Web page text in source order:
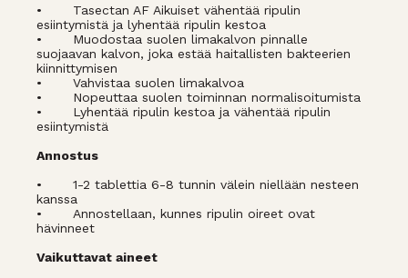
•
Tasectan AF Aikuiset vähentää ripulin
esiintymistä ja lyhentää ripulin kestoa
•
Muodostaa suolen limakalvon pinnalle
suojaavan kalvon, joka estää haitallisten bakteerien
kiinnittymisen
•
Vahvistaa suolen limakalvoa
•
Nopeuttaa suolen toiminnan normalisoitumista
•
Lyhentää ripulin kestoa ja vähentää ripulin
esiintymistä
Annostus
•
1-2 tablettia 6-8 tunnin välein niellään nesteen
kanssa
•
Annostellaan, kunnes ripulin oireet ovat
hävinneet
Vaikuttavat aineet